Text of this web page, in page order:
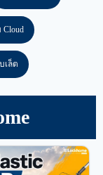
Cloud
เล็ต